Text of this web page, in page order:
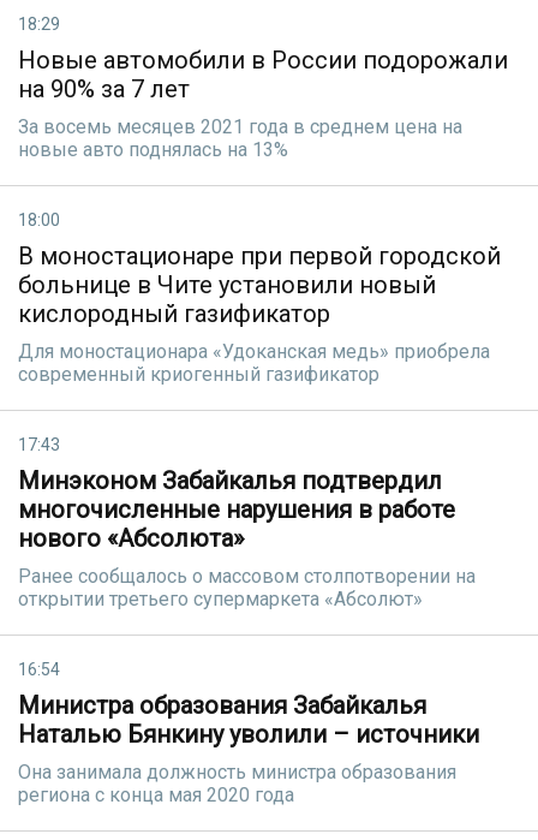
18:29
Новые автомобили в России подорожали
на 90% за 7 лет
За восемь месяцев 2021 года в среднем цена на
новые авто поднялась на 13%
18:00
В моностационаре при первой городской
больнице в Чите установили новый
кислородный газификатор
Для моностационара «Удоканская медь» приобрела
современный криогенный газификатор
17:43
Минэконом Забайкалья подтвердил
многочисленные нарушения в работе
нового «Абсолюта»
Ранее сообщалось о массовом столпотворении на
открытии третьего супермаркета «Абсолют»
16:54
Министра образования Забайкалья
Наталью Бянкину уволили – источники
Она занимала должность министра образования
региона с конца мая 2020 года